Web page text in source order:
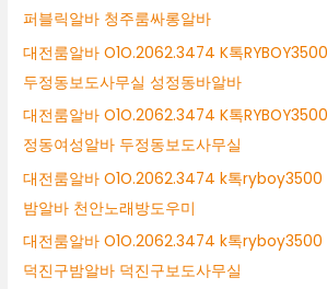
퍼블릭알바 청주룸싸롱알바
대전룸알바 O1O.2062.3474 K톡
두정동보도사무실 성정동바알바
대전룸알바 O1O.2062.3474 K톡
정동여성알바 두정동보도사무실
대전룸알바 O1O.2062.3474 k톡ryboy3500
밤알바 천안노래방도우미
대전룸알바 O1O.2062.3474 k톡ryboy3500
덕진구밤알바 덕진구보도사무실